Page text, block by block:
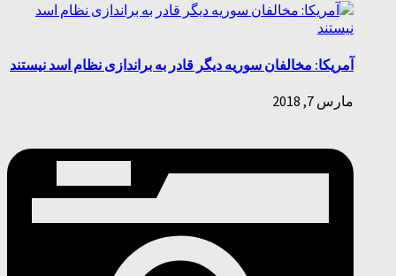
آمریکا: مخالفان سوریه دیگر قادر به براندازی نظام اسد نیستند
مارس 7, 2018